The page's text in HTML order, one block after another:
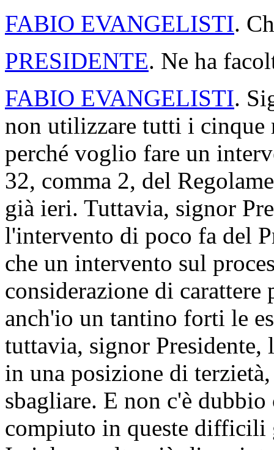
FABIO EVANGELISTI.
PRESIDENTE. Ne ha
FABIO EVANGELISTI.
non utilizzare tutti i cinque
perché voglio fare un
32, comma 2, del
già ieri. Tuttavia, signor
l'intervento di poco fa del
che un intervento sul
considerazione di
anch'io un tantino forti le
tuttavia, signor Presidente,
in una posizione di
sbagliare. E non c'è dubbio
compiuto in queste difficili